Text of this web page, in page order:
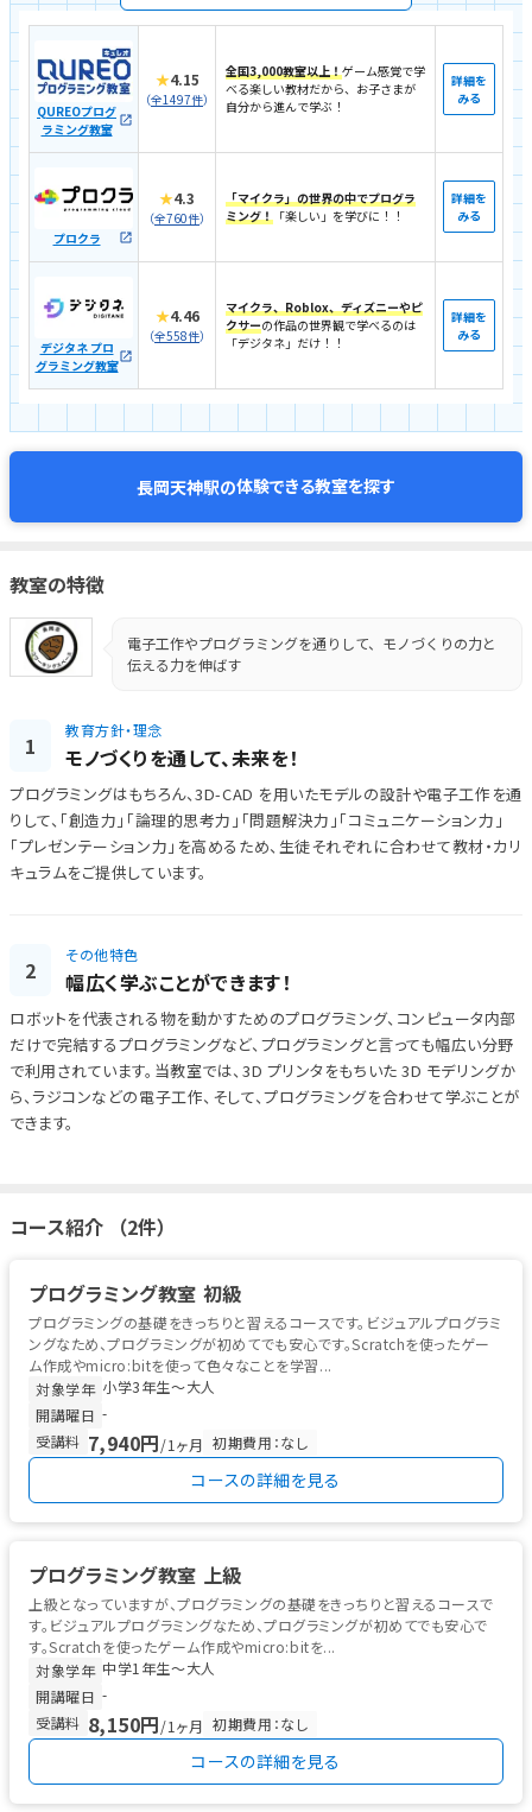
QUREOプログ
ラミング教室
★4.15
（全1497件）
全国3,000教室以上！ゲーム感覚で学
べる楽しい教材だから、お子さまが
自分から進んで学ぶ！
詳細を
みる
プロクラ
★4.3
（全760件）
「マイクラ」の世界の中でプログラ
ミング！ 「楽しい」を学びに！！
詳細を
みる
デジタネ プロ
グラミング教室
★4.46
（全558件）
マイクラ、Roblox、ディズニーやピ
クサーの作品の世界観で学べるのは
「デジタネ」だけ！！
詳細を
みる
長岡天神駅の体験できる教室を探す
教室の特徴
電子工作やプログラミングを通りして、モノづくりの力と
伝える力を伸ばす
1
教育方針・理念
モノづくりを通して、未来を！
プログラミングはもちろん、3D-CAD を用いたモデルの設計や電子工作を通
りして、「創造力」「論理的思考力」「問題解決力」「コミュニケーション力」
「プレゼンテーション力」を高めるため、生徒それぞれに合わせて教材・カリ
キュラムをご提供しています。
2
その他特色
幅広く学ぶことができます！
ロボットを代表される物を動かすためのプログラミング、コンピュータ内部
だけで完結するプログラミングなど、プログラミングと言っても幅広い分野
で利用されています。当教室では、3D プリンタをもちいた 3D モデリングか
ら、ラジコンなどの電子工作、そして、プログラミングを合わせて学ぶことが
できます。
コース紹介 （2件）
プログラミング教室 初級
プログラミングの基礎をきっちりと習えるコースです。ビジュアルプログラミ
ングなため、プログラミングが初めてでも安心です。Scratchを使ったゲー
ム作成やmicro:bitを使って色々なことを学習...
対象学年 小学3年生〜大人
開講曜日 -
受講料 7,940円/1ヶ月 初期費用：なし
コースの詳細を見る
プログラミング教室 上級
上級となっていますが、プログラミングの基礎をきっちりと習えるコースで
す。ビジュアルプログラミングなため、プログラミングが初めてでも安心で
す。Scratchを使ったゲーム作成やmicro:bitを...
対象学年 中学1年生〜大人
開講曜日 -
受講料 8,150円/1ヶ月 初期費用：なし
コースの詳細を見る